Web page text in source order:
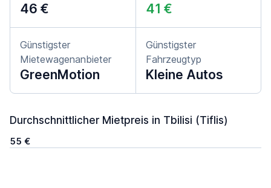
46 € 41 €
Günstigster
Mietewagenanbieter
GreenMotion
Günstigster
Fahrzeugtyp
Kleine Autos
Durchschnittlicher Mietpreis in Tbilisi (Tiflis)
55 €